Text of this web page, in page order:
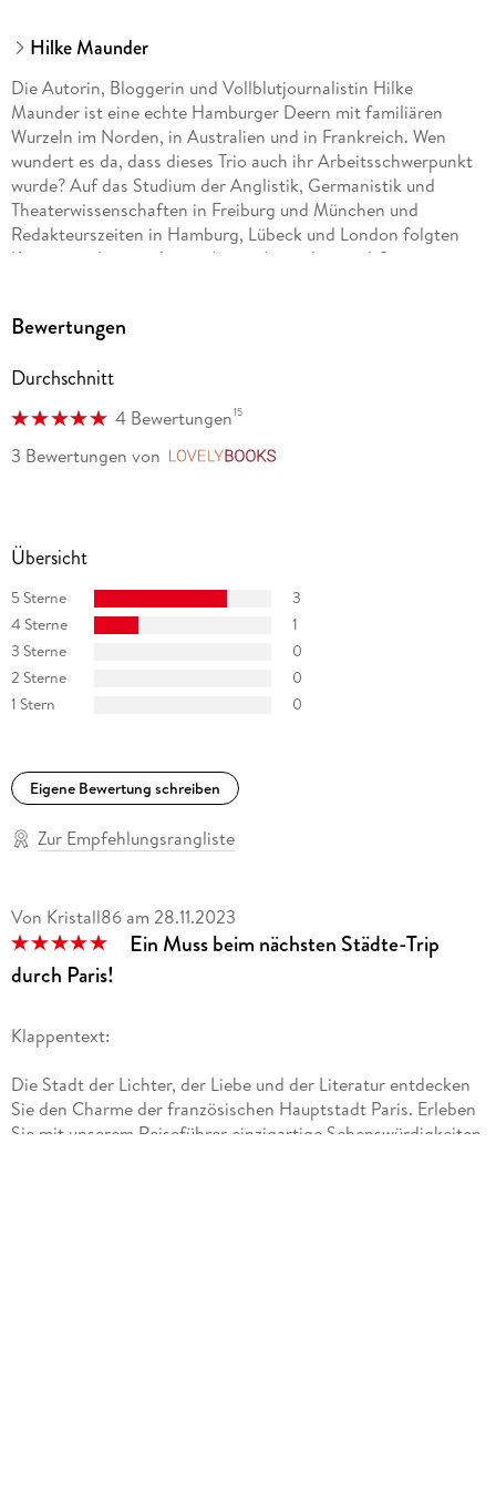
Hilke Maunder
Die Autorin, Bloggerin und Vollblutjournalistin Hilke
Maunder ist eine echte Hamburger Deern mit familiären
Wurzeln im Norden, in Australien und in Frankreich. Wen
wundert es da, dass dieses Trio auch ihr Arbeitsschwerpunkt
wurde? Auf das Studium der Anglistik, Germanistik und
Theaterwissenschaften in Freiburg und München und
Redakteurszeiten in Hamburg, Lübeck und London folgten
Korrespondentenjahre in Asien, Australien und Osteuropa.
gehört es, möglichst nie die gleiche Straße zu nehmen.
Bewertungen
Durchschnitt
4 Bewertungen15
3 Bewertungen von
Übersicht
5 Sterne
3
4 Sterne
1
3 Sterne
0
2 Sterne
0
1 Stern
0
Eigene Bewertung schreiben
Zur Empfehlungsrangliste
Von Kristall86 am 28.11.2023
Ein Muss beim nächsten Städte-Trip
durch Paris!
Klappentext:
Die Stadt der Lichter, der Liebe und der Literatur entdecken
Sie den Charme der französischen Hauptstadt Paris. Erleben
Sie mit unserem Reiseführer einzigartige Sehenswürdigkeiten